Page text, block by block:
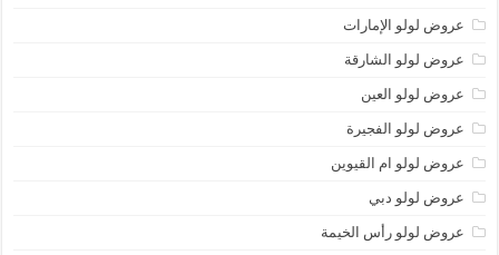
عروض لولو الإمارات
عروض لولو الشارقة
عروض لولو العين
عروض لولو الفجيرة
عروض لولو ام القيوين
عروض لولو دبي
عروض لولو رأس الخيمة